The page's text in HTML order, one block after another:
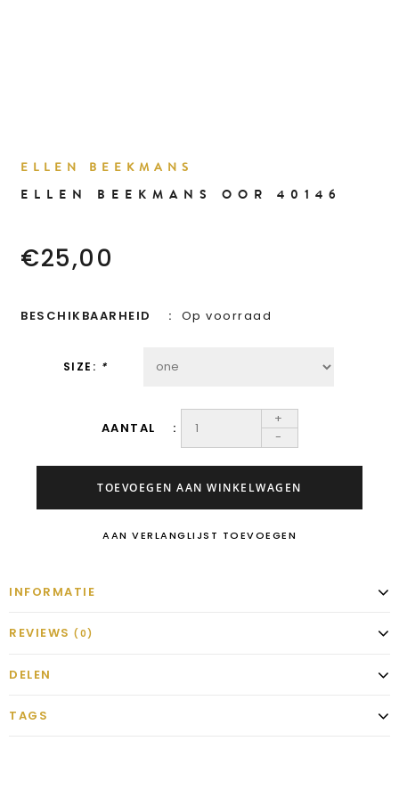
ELLEN BEEKMANS
ELLEN BEEKMANS OOR 40146
€25,00
BESCHIKBAARHEID Op voorraad
SIZE: *
AANTAL
+
-
TOEVOEGEN AAN WINKELWAGEN
AAN VERLANGLIJST TOEVOEGEN
INFORMATIE
REVIEWS (0)
DELEN
TAGS